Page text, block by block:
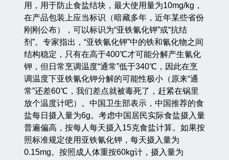
用，用于防止食盐结块，最大使用量为10mg/kg，
在产品包装上应当标识（暗藏多年，近年某些省份
刚刚公布），可以标识为“亚铁氰化钾”或“抗结
剂”。专家指出，“亚铁氰化钾”中的铁和氰化物之间
结构稳定，只有在高于400℃才可能分解产生氰化
钾，但日常烹调温度“通常”低于340℃，因此在烹
调温度下亚铁氰化钾分解的可能性极小（原来“通
常”还差60℃，我们差点就被毒死了，赶紧在锅里
放个温度计吧）。中国卫生部表示，中国推荐的食
盐每日摄入量为6g。考虑中国居民实际食盐摄入量
普遍偏高，按每人每天摄入15克食盐计算。如果按
照标准规定使用亚铁氰化钾，每天摄入量为
0.15mg。按照成人体重按60kg计，摄入量为